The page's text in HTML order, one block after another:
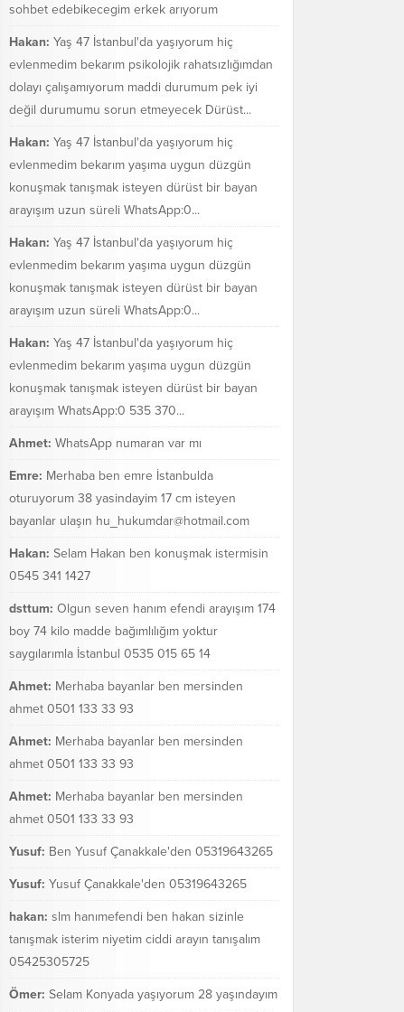
sohbet edebikecegim erkek arıyorum
Hakan: Yaş 47 İstanbul'da yaşıyorum hiç
evlenmedim bekarım psikolojik rahatsızlığımdan
dolayı çalışamıyorum maddi durumum pek iyi
değil durumumu sorun etmeyecek Dürüst...
Hakan: Yaş 47 İstanbul'da yaşıyorum hiç
evlenmedim bekarım yaşıma uygun düzgün
konuşmak tanışmak isteyen dürüst bir bayan
arayışım uzun süreli WhatsApp:0...
Hakan: Yaş 47 İstanbul'da yaşıyorum hiç
evlenmedim bekarım yaşıma uygun düzgün
konuşmak tanışmak isteyen dürüst bir bayan
arayışım uzun süreli WhatsApp:0...
Hakan: Yaş 47 İstanbul'da yaşıyorum hiç
evlenmedim bekarım yaşıma uygun düzgün
konuşmak tanışmak isteyen dürüst bir bayan
arayışım WhatsApp:0 535 370...
Ahmet: WhatsApp numaran var mı
Emre: Merhaba ben emre İstanbulda
oturuyorum 38 yasindayim 17 cm isteyen
bayanlar ulaşın hu_hukumdar@hotmail.com
Hakan: Selam Hakan ben konuşmak istermisin
0545 341 1427
dsttum: Olgun seven hanım efendi arayışım 174
boy 74 kilo madde bağımlılığım yoktur
saygılarımla İstanbul 0535 015 65 14
Ahmet: Merhaba bayanlar ben mersinden
ahmet 0501 133 33 93
Ahmet: Merhaba bayanlar ben mersinden
ahmet 0501 133 33 93
Ahmet: Merhaba bayanlar ben mersinden
ahmet 0501 133 33 93
Yusuf: Ben Yusuf Çanakkale'den 05319643265
Yusuf: Yusuf Çanakkale'den 05319643265
hakan: slm hanımefendi ben hakan sizinle
tanışmak isterim niyetim ciddi arayın tanışalım
05425305725
Ömer: Selam Konyada yaşıyorum 28 yaşındayım